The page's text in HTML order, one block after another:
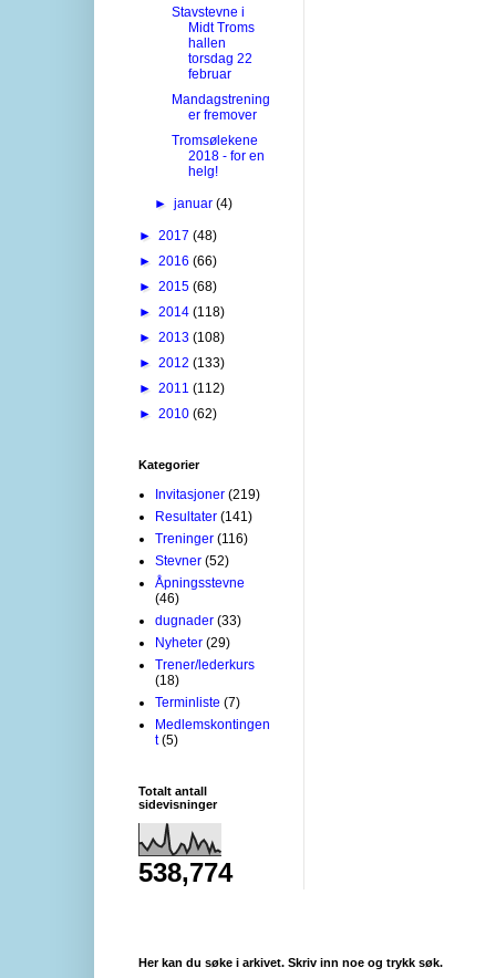
Stavstevne i
Midt Troms
hallen
torsdag 22
februar
Mandagstrening
er fremover
Tromsølekene
2018 - for en
helg!
►januar(4)
► 2017 (48)
► 2016 (66)
► 2015 (68)
► 2014 (118)
► 2013 (108)
► 2012 (133)
► 2011 (112)
► 2010 (62)
Kategorier
Invitasjoner (219)
Resultater (141)
Treninger (116)
Stevner (52)
Åpningsstevne
(46)
dugnader (33)
Nyheter (29)
Trener/lederkurs
(18)
Terminliste (7)
Medlemskontingen
t (5)
Totalt antall
sidevisninger
538,774
Her kan du søke i arkivet. Skriv inn noe og trykk søk.